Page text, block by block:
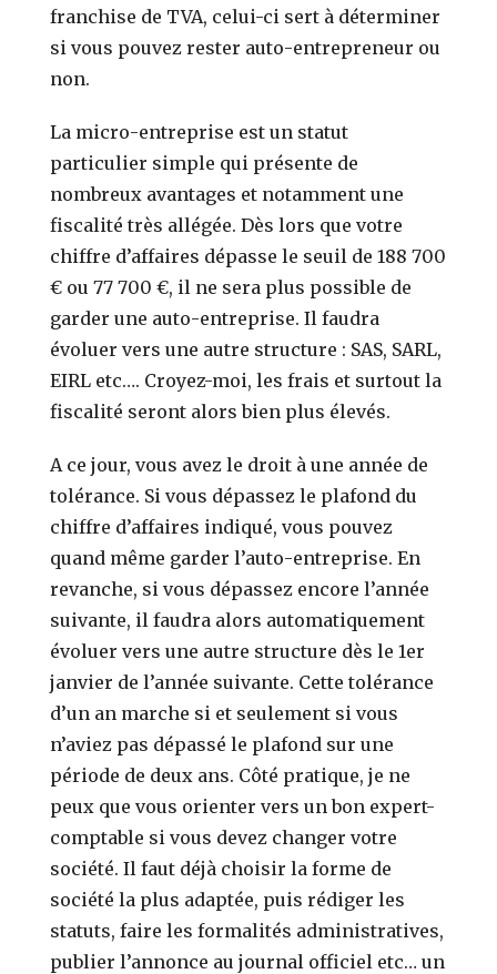
franchise de TVA, celui-ci sert à déterminer
si vous pouvez rester auto-entrepreneur ou
non.
La micro-entreprise est un statut
particulier simple qui présente de
nombreux avantages et notamment une
fiscalité très allégée. Dès lors que votre
chiffre d’affaires dépasse le seuil de 188 700
€ ou 77 700 €, il ne sera plus possible de
garder une auto-entreprise. Il faudra
évoluer vers une autre structure : SAS, SARL,
EIRL etc…. Croyez-moi, les frais et surtout la
fiscalité seront alors bien plus élevés.
A ce jour, vous avez le droit à une année de
tolérance. Si vous dépassez le plafond du
chiffre d’affaires indiqué, vous pouvez
quand même garder l’auto-entreprise. En
revanche, si vous dépassez encore l’année
suivante, il faudra alors automatiquement
évoluer vers une autre structure dès le 1er
janvier de l’année suivante. Cette tolérance
d’un an marche si et seulement si vous
n’aviez pas dépassé le plafond sur une
période de deux ans. Côté pratique, je ne
peux que vous orienter vers un bon expert-
comptable si vous devez changer votre
société. Il faut déjà choisir la forme de
société la plus adaptée, puis rédiger les
statuts, faire les formalités administratives,
publier l’annonce au journal officiel etc… un